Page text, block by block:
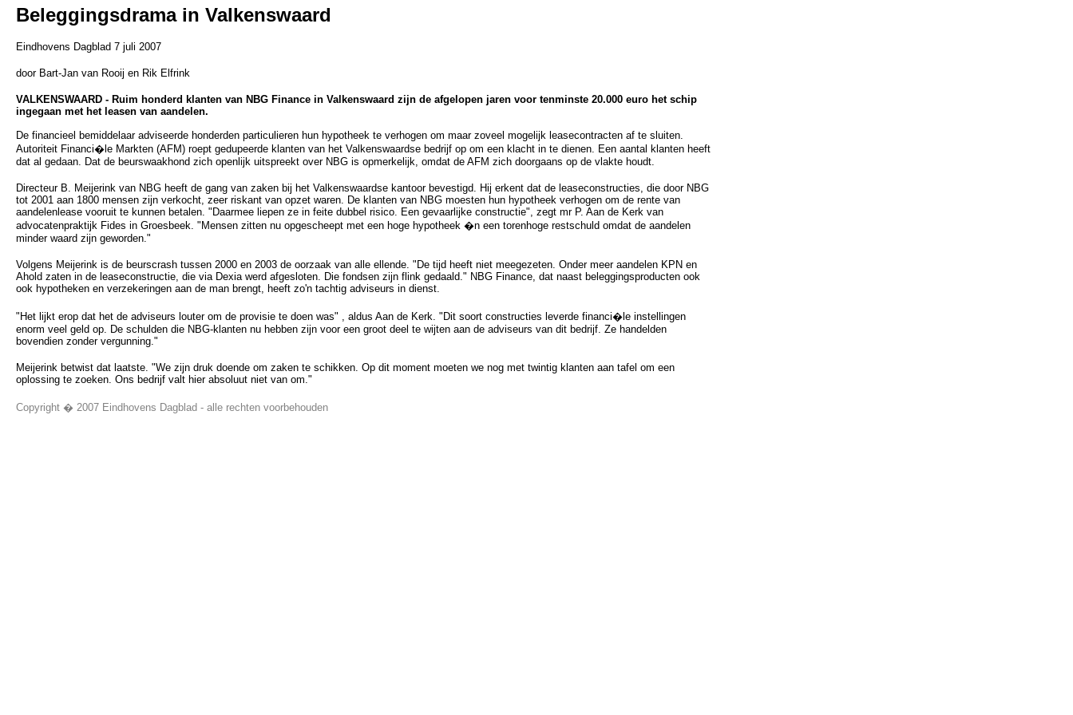
Beleggingsdrama in Valkenswaard
Eindhovens Dagblad 7 juli 2007
door Bart-Jan van Rooij en Rik Elfrink
VALKENSWAARD - Ruim honderd klanten van NBG Finance in Valkenswaard zijn de afgelopen jaren voor tenminste 20.000 euro het schip
ingegaan met het leasen van aandelen.
De financieel bemiddelaar adviseerde honderden particulieren hun hypotheek te verhogen om maar zoveel mogelijk leasecontracten af te sluiten.
Autoriteit Financi�le Markten (AFM) roept gedupeerde klanten van het Valkenswaardse bedrijf op om een klacht in te dienen. Een aantal klanten heeft
dat al gedaan. Dat de beurswaakhond zich openlijk uitspreekt over NBG is opmerkelijk, omdat de AFM zich doorgaans op de vlakte houdt.
Directeur B. Meijerink van NBG heeft de gang van zaken bij het Valkenswaardse kantoor bevestigd. Hij erkent dat de leaseconstructies, die door NBG
tot 2001 aan 1800 mensen zijn verkocht, zeer riskant van opzet waren. De klanten van NBG moesten hun hypotheek verhogen om de rente van
aandelenlease vooruit te kunnen betalen. "Daarmee liepen ze in feite dubbel risico. Een gevaarlijke constructie", zegt mr P. Aan de Kerk van
advocatenpraktijk Fides in Groesbeek. "Mensen zitten nu opgescheept met een hoge hypotheek �n een torenhoge restschuld omdat de aandelen
minder waard zijn geworden."
Volgens Meijerink is de beurscrash tussen 2000 en 2003 de oorzaak van alle ellende. "De tijd heeft niet meegezeten. Onder meer aandelen KPN en
Ahold zaten in de leaseconstructie, die via Dexia werd afgesloten. Die fondsen zijn flink gedaald." NBG Finance, dat naast beleggingsproducten ook
ook hypotheken en verzekeringen aan de man brengt, heeft zo'n tachtig adviseurs in dienst.
"Het lijkt erop dat het de adviseurs louter om de provisie te doen was" , aldus Aan de Kerk. "Dit soort constructies leverde financi�le instellingen
enorm veel geld op. De schulden die NBG-klanten nu hebben zijn voor een groot deel te wijten aan de adviseurs van dit bedrijf. Ze handelden
bovendien zonder vergunning."
Meijerink betwist dat laatste. "We zijn druk doende om zaken te schikken. Op dit moment moeten we nog met twintig klanten aan tafel om een
oplossing te zoeken. Ons bedrijf valt hier absoluut niet van om."
Copyright � 2007 Eindhovens Dagblad - alle rechten voorbehouden